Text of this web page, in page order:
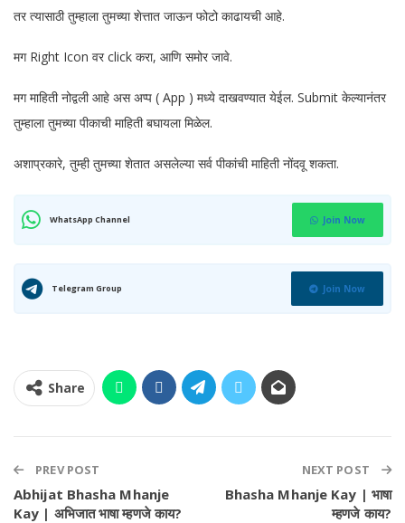
तर त्यासाठी तुम्हाला तुमच्या शेत्तात जाऊन फोटो काढायची आहे.
मग Right Icon वर click करा, आणि समोर जावे.
मग माहिती नोद्वली आहे अस अप्प ( App ) मध्ये दाखवण्यात येईल. Submit केल्यानंतर
तुम्हाला तुमच्या पीकाची माहिती बघायला मिळेल.
अशाप्रकारे, तुम्ही तुमच्या शेतात असलेल्या सर्व पीकांची माहिती नोंदवू शकता.
WhatsApp Channel Join Now
Telegram Group Join Now
Share
PREV POST
Abhijat Bhasha Mhanje
Kay | अभिजात भाषा म्हणजे काय?
NEXT POST
Bhasha Mhanje Kay | भाषा
म्हणजे काय?